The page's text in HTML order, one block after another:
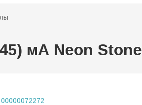
мА Neon Stone
00000072272